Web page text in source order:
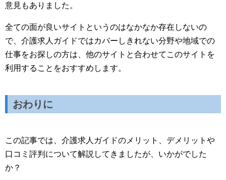
意見もありました。
全ての面が良いサイトというのはなかなか存在しないの
で、介護求人ガイドではカバーしきれない分野や地域での
仕事をお探しの方は、他のサイトと合わせてこのサイトを
利用することをおすすめします。
おわりに
この記事では、介護求人ガイドのメリット、デメリットや
口コミ評判について解説してきましたが、いかがでした
か？